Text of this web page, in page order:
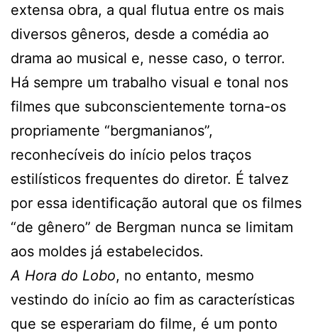
extensa obra, a qual flutua entre os mais
diversos gêneros, desde a comédia ao
drama ao musical e, nesse caso, o terror.
Há sempre um trabalho visual e tonal nos
filmes que subconscientemente torna-os
propriamente “bergmanianos”,
reconhecíveis do início pelos traços
estilísticos frequentes do diretor. É talvez
por essa identificação autoral que os filmes
“de gênero” de Bergman nunca se limitam
aos moldes já estabelecidos.
A Hora do Lobo, no entanto, mesmo
vestindo do início ao fim as características
que se esperariam do filme, é um ponto